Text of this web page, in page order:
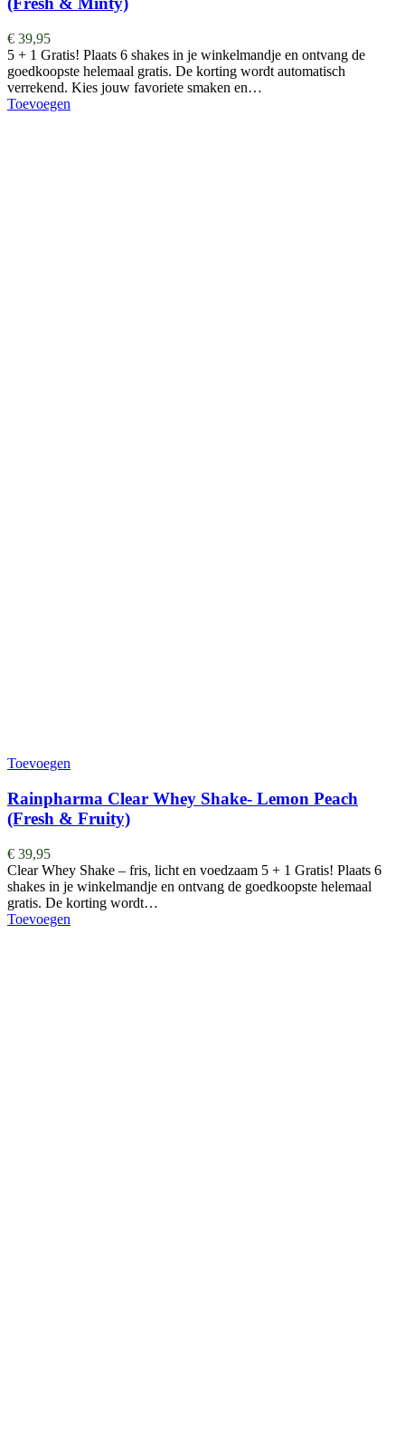
€ 39,95
5 + 1 Gratis! Plaats 6 shakes in je winkelmandje en ontvang de
goedkoopste helemaal gratis. De korting wordt automatisch
verrekend. Kies jouw favoriete smaken en…
Toevoegen
Toevoegen
Rainpharma Clear Whey Shake- Lemon Peach
(Fresh & Fruity)
€ 39,95
Clear Whey Shake – fris, licht en voedzaam 5 + 1 Gratis! Plaats 6
shakes in je winkelmandje en ontvang de goedkoopste helemaal
gratis. De korting wordt…
Toevoegen